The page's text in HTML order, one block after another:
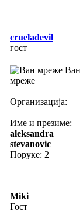
crueladevil
гост
Ван
мреже
Организација:
Име и презиме:
aleksandra
stevanovic
Поруке: 2
Miki
Гост